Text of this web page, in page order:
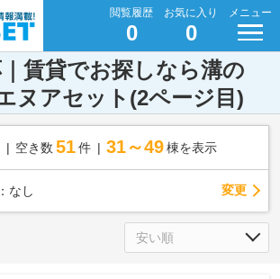
閲覧履歴
0
お気に入り
0
メニュー
賃貸でお探しなら溝の
ヌアセット(2ページ目)
空き数 51 件 31～49 棟を表示
なし 変更